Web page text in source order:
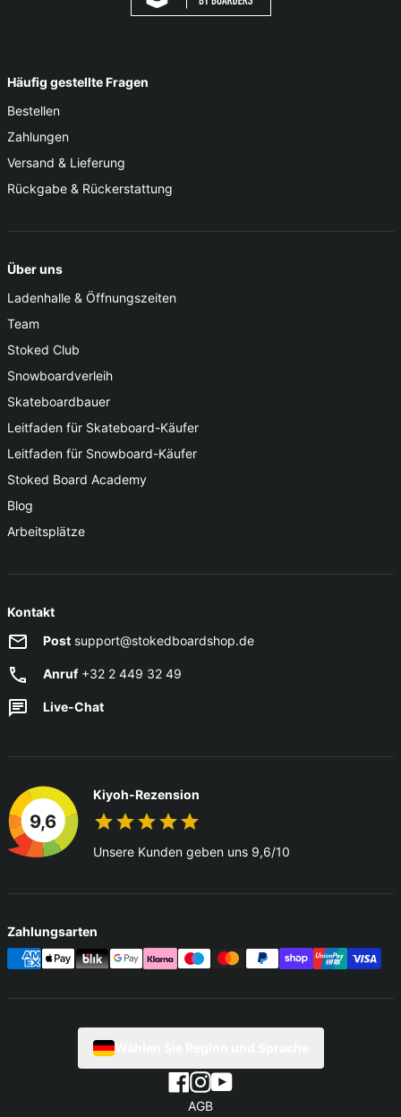
Häufig gestellte Fragen
Bestellen
Zahlungen
Versand & Lieferung
Rückgabe & Rückerstattung
Über uns
Ladenhalle & Öffnungszeiten
Team
Stoked Club
Snowboardverleih
Skateboardbauer
Leitfaden für Skateboard-Käufer
Leitfaden für Snowboard-Käufer
Stoked Board Academy
Blog
Arbeitsplätze
Kontakt
Post support@stokedboardshop.de
Anruf+32 2 449 32 49
Live-Chat
9,6
Kiyoh-Rezension
Unsere Kunden geben uns 9,6/10
Zahlungsarten
Wählen Sie Region und Sprache
AGB